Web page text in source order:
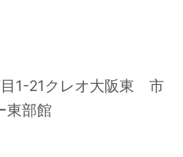
1-21クレオ大阪東 市
東部館